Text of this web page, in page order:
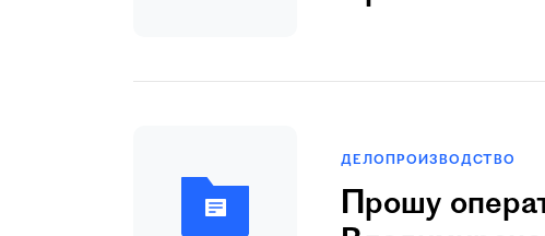
ДЕЛОПРОИЗВОДСТВО
Прошу